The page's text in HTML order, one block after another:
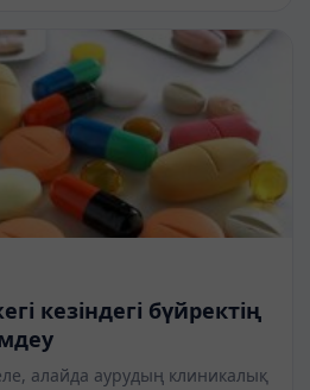
кезіндегі бүйректің
алайда аурудың клиникалық